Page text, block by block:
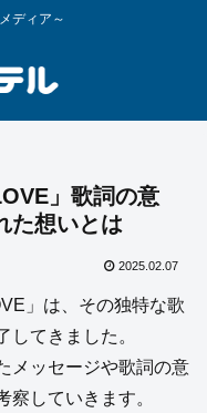
ディア～
」歌詞の意
た想いとは
2025.02.07
」は、その独特な歌
てきました。
メッセージや歌詞の意
察していきます。